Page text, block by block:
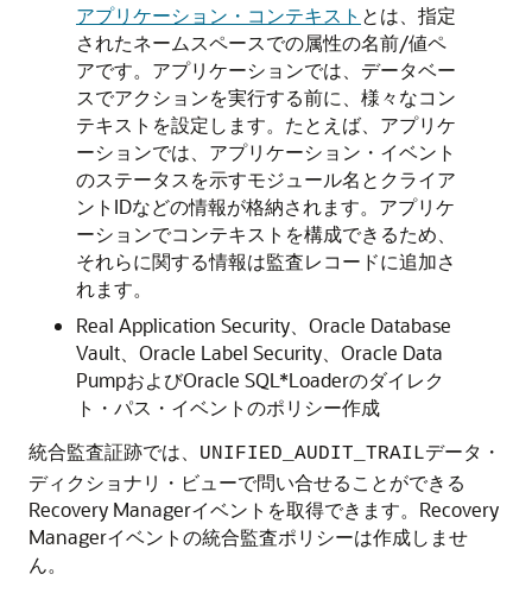
アプリケーション・コンテキスト とは、指定
されたネームスペースでの属性の名前/値ペ
アです。アプリケーションでは、データベー
スでアクションを実行する前に、様々なコン
テキストを設定します。たとえば、アプリケ
ーションでは、アプリケーション・イベント
のステータスを示すモジュール名とクライア
ントIDなどの情報が格納されます。アプリケ
ーションでコンテキストを構成できるため、
それらに関する情報は監査レコードに追加さ
れます。
Real Application Security、Oracle Database
Vault、Oracle Label Security、Oracle Data
PumpおよびOracle SQL*Loaderのダイレク
ト・パス・イベントのポリシー作成
統合監査証跡では、
UNIFIED_AUDIT_TRAILデータ・
ディクショナリ・ビューで問い合せることができる
Recovery Managerイベントを取得できます。Recovery
Managerイベントの統合監査ポリシーは作成しませ
ん。